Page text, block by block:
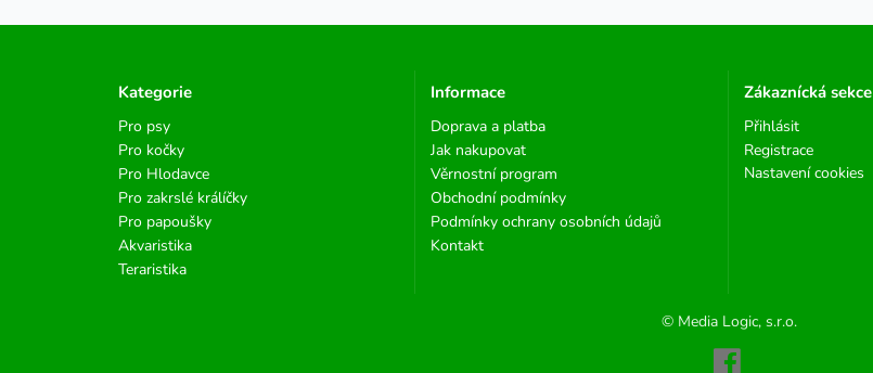
Kategorie
Pro psy
Pro kočky
Pro Hlodavce
Pro zakrslé králíčky
Pro papoušky
Akvaristika
Teraristika
Informace
Doprava a platba
Jak nakupovat
Věrnostní program
Obchodní podmínky
Podmínky ochrany osobních údajů
Kontakt
Zákaznícká sekce
Přihlásit
Registrace
Nastavení cookies
© Media Logic, s.r.o.